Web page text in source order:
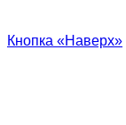
Кнопка «Наверх»